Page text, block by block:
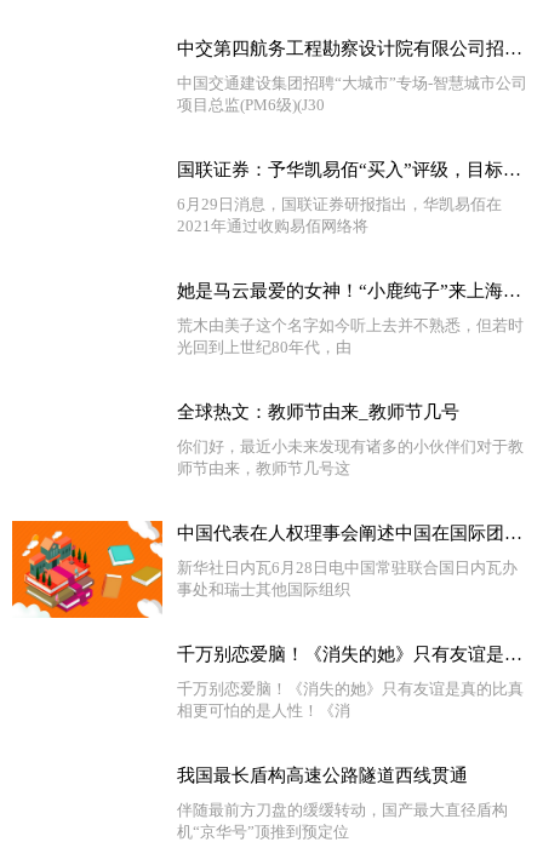
中交第四航务工程勘察设计院有限公司招聘项目总监
中国交通建设集团招聘“大城市”专场-智慧城市公司
项目总监(PM6级)(J30
国联证券：予华凯易佰“买入”评级，目标价32.24元
6月29日消息，国联证券研报指出，华凯易佰在
2021年通过收购易佰网络将
她是马云最爱的女神！“小鹿纯子”来上海啦！我的童年DNA动了！ 世界观察
荒木由美子这个名字如今听上去并不熟悉，但若时
光回到上世纪80年代，由
全球热文：教师节由来_教师节几号
你们好，最近小未来发现有诸多的小伙伴们对于教
师节由来，教师节几号这
中国代表在人权理事会阐述中国在国际团结问题上立场|环球今日报
新华社日内瓦6月28日电中国常驻联合国日内瓦办
事处和瑞士其他国际组织
千万别恋爱脑！《消失的她》只有友谊是真的 比真相更可怕的是人性！
千万别恋爱脑！《消失的她》只有友谊是真的比真
相更可怕的是人性！《消
我国最长盾构高速公路隧道西线贯通
伴随最前方刀盘的缓缓转动，国产最大直径盾构
机“京华号”顶推到预定位